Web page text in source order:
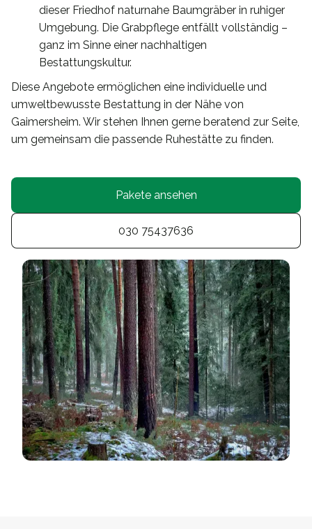
dieser Friedhof naturnahe Baumgräber in ruhiger
Umgebung. Die Grabpflege entfällt vollständig –
ganz im Sinne einer nachhaltigen
Bestattungskultur.
Diese Angebote ermöglichen eine individuelle und
umweltbewusste Bestattung in der Nähe von
Gaimersheim. Wir stehen Ihnen gerne beratend zur Seite,
um gemeinsam die passende Ruhestätte zu finden.
Pakete ansehen
030 75437636